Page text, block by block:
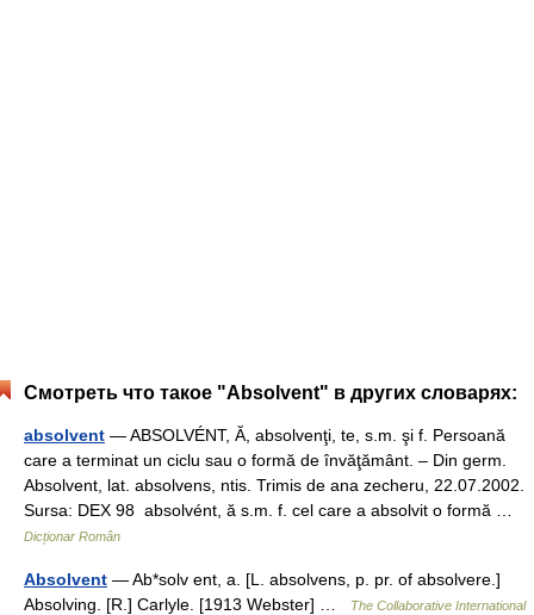
Смотреть что такое "Absolvent" в других словарях:
absolvent — ABSOLVÉNT, Ă, absolvenţi, te, s.m. şi f. Persoană
care a terminat un ciclu sau o formă de învăţământ. – Din germ.
Absolvent, lat. absolvens, ntis. Trimis de ana zecheru, 22.07.2002.
Sursa: DEX 98 absolvént, ă s.m. f. cel care a absolvit o formă …
Dicționar Român
Absolvent — Ab*solv ent, a. [L. absolvens, p. pr. of absolvere.]
Absolving. [R.] Carlyle. [1913 Webster] …
The Collaborative International